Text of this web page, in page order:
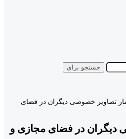
جستجو برای
تصاویر خصوصی دیگران در فضای
دیگران در فضای مجازی و